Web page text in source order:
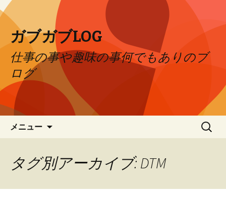
ガブガブLOG
仕事の事や趣味の事何でもありのブ
ログ
メニュー
検
タグ別アーカイブ: DTM